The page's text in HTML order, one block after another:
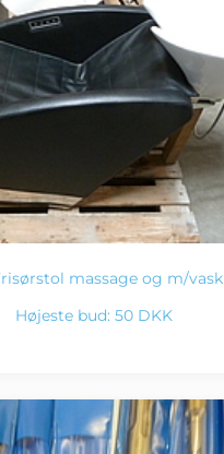
massage og m/vask
Højeste bud: 50 DKK